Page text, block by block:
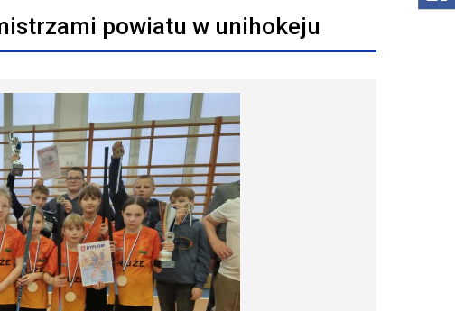
powiatu w unihokeju